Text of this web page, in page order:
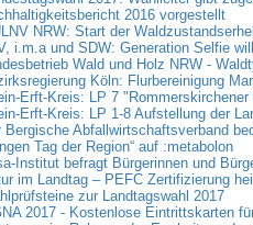
2016 vorgestellt
NRW: Start der
i.m.a und SDW: Generation Selfie
Wald und Holz NRW -
Köln: Flurbereinigung
Erft-Kreis: LP 7
Erft-Kreis: LP 1-8 Aufstellung der
Bergische Abfallwirtschaftsverband
Tag der Region“ auf :metabolon
Institut befragt Bürgerinnen und
im Landtag – PEFC Zertifizierung
zur Landtagswahl 2017
2017 - Kostenlose Eintrittskarten